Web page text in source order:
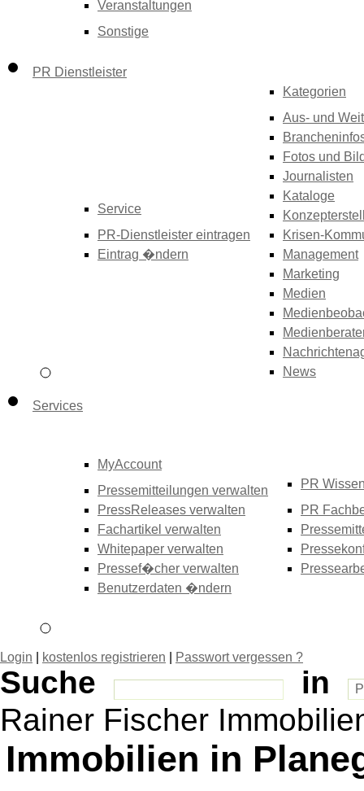
Veranstaltungen
Sonstige
PR Dienstleister
Service
PR-Dienstleister eintragen
Eintrag �ndern
Kategorien
Aus- und
Fotos und
Journalisten
Kataloge
Krisen-
Management
Marketing
Medien
News
Services
MyAccount
Pressemitteilungen verwalten
PressReleases verwalten
Fachartikel verwalten
Whitepaper verwalten
Pressef�cher verwalten
Benutzerdaten �ndern
PR
PR
Login kostenlos registrieren Passwort vergessen ?
Suche
in
Rainer Fischer
Immobilien in